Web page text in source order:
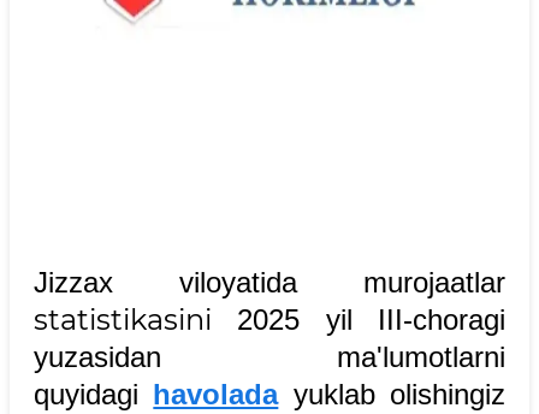
Jizzax viloyatida murojaatlar
statistikasini 2025 yil III-choragi
yuzasidan ma'lumotlarni
quyidagi havoladayuklab olishingiz